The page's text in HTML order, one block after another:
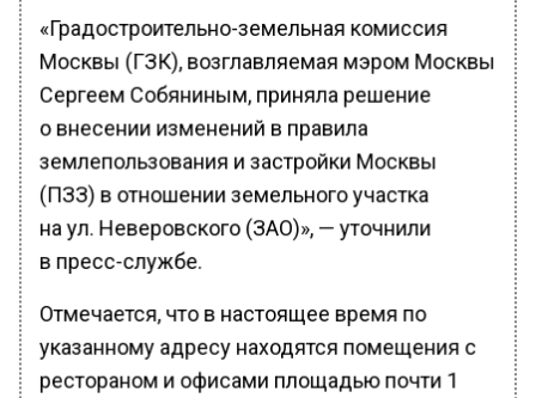
«Градостроительно-земельная комиссия
Москвы (ГЗК), возглавляемая мэром Москвы
Сергеем Собяниным, приняла решение
о внесении изменений в правила
землепользования и застройки Москвы
(ПЗЗ) в отношении земельного участка
на ул. Неверовского (ЗАО)», — уточнили
в пресс-службе.
Отмечается, что в настоящее время по
указанному адресу находятся помещения с
рестораном и офисами площадью почти 1